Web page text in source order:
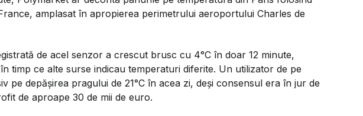
amplasat în apropierea perimetrului aeroportului Charles de
de acel senzor a crescut brusc cu 4°C în doar 12 minute,
timp ce alte surse indicau temperaturi diferite. Un utilizator de pe
pe depășirea pragului de 21°C în acea zi, deși consensul era în jur de
de aproape 30 de mii de euro.